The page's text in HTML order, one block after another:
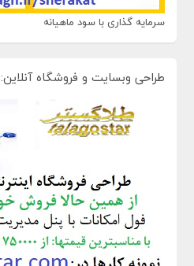
سرمایه گذاری با سود ماهیانه
طراحی وبسایت و فروشگاه آنلاین: